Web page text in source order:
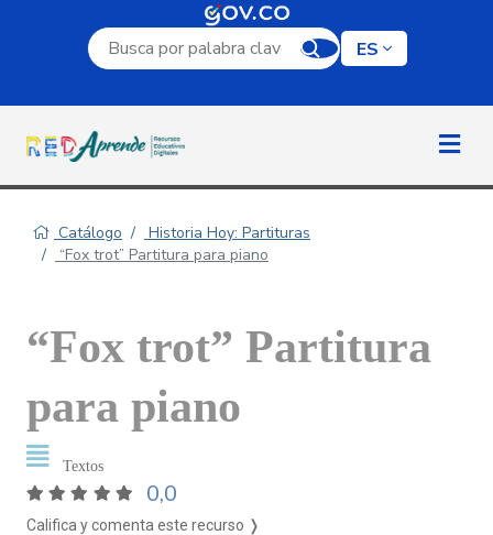
Campo de búsqueda por palabra clave
ES
Catálogo
Historia Hoy: Partituras
“Fox trot” Partitura para piano
“Fox trot” Partitura
para piano
Textos
0,0
Califica y comenta este recurso ❭